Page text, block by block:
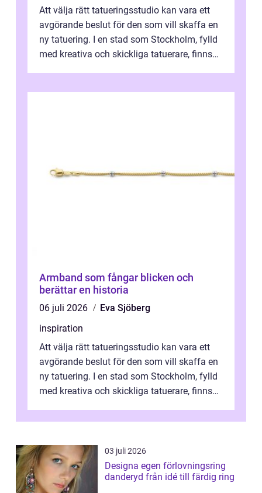
Att välja rätt tatueringsstudio kan vara ett
avgörande beslut för den som vill skaffa en
ny tatuering. I en stad som Stockholm, fylld
med kreativa och skickliga tatuerare, finns
Armband som fångar blicken och
berättar en historia
06 juli 2026
Eva Sjöberg
inspiration
Att välja rätt tatueringsstudio kan vara ett
avgörande beslut för den som vill skaffa en
ny tatuering. I en stad som Stockholm, fylld
med kreativa och skickliga tatuerare, finns
03 juli 2026
Designa egen förlovningsring
danderyd från idé till färdig ring